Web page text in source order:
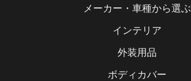
メーカー・車種から選ぶ
インテリア
外装用品
ボディカバー